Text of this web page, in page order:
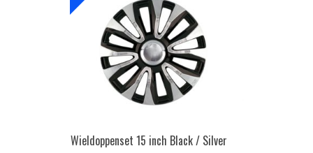
Wieldoppenset 15 inch Black / Silver